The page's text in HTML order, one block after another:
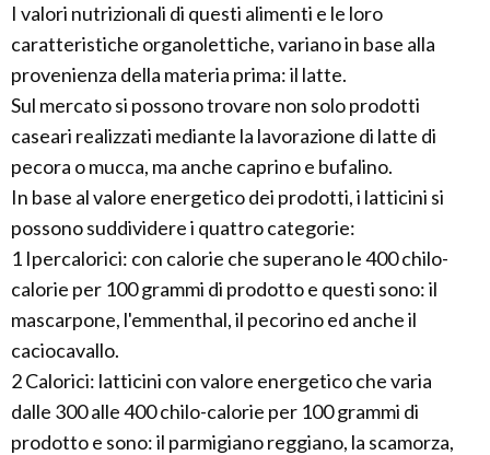
I valori nutrizionali di questi alimenti e le loro
caratteristiche organolettiche, variano in base alla
provenienza della materia prima: il latte.
Sul mercato si possono trovare non solo prodotti
caseari realizzati mediante la lavorazione di latte di
pecora o mucca, ma anche caprino e bufalino.
In base al valore energetico dei prodotti, i latticini si
possono suddividere i quattro categorie:
1 Ipercalorici: con calorie che superano le 400 chilo-
calorie per 100 grammi di prodotto e questi sono: il
mascarpone, l'emmenthal, il pecorino ed anche il
caciocavallo.
2 Calorici: latticini con valore energetico che varia
dalle 300 alle 400 chilo-calorie per 100 grammi di
prodotto e sono: il parmigiano reggiano, la scamorza,